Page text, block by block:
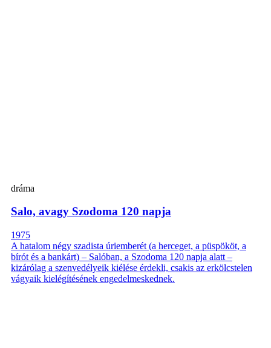
dráma
Salo, avagy Szodoma 120 napja
1975
A hatalom négy szadista úriemberét (a herceget, a püspököt, a
bírót és a bankárt) – Salóban, a Szodoma 120 napja alatt –
kizárólag a szenvedélyeik kiélése érdekli, csakis az erkölcstelen
vágyaik kielégítésének engedelmeskednek.